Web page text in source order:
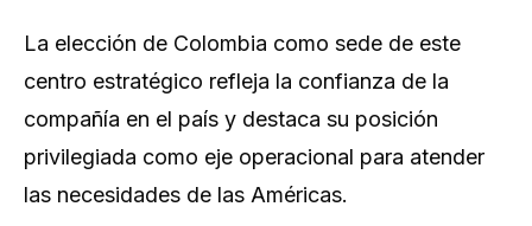
La elección de Colombia como sede de este
centro estratégico refleja la confianza de la
compañía en el país y destaca su posición
privilegiada como eje operacional para atender
las necesidades de las Américas.